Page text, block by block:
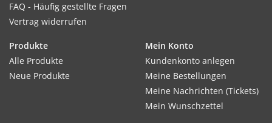
FAQ - Häufig gestellte Fragen
Vertrag widerrufen
Produkte
Alle Produkte
Neue Produkte
Mein Konto
Kundenkonto anlegen
Meine Bestellungen
Meine Nachrichten (Tickets)
Mein Wunschzettel